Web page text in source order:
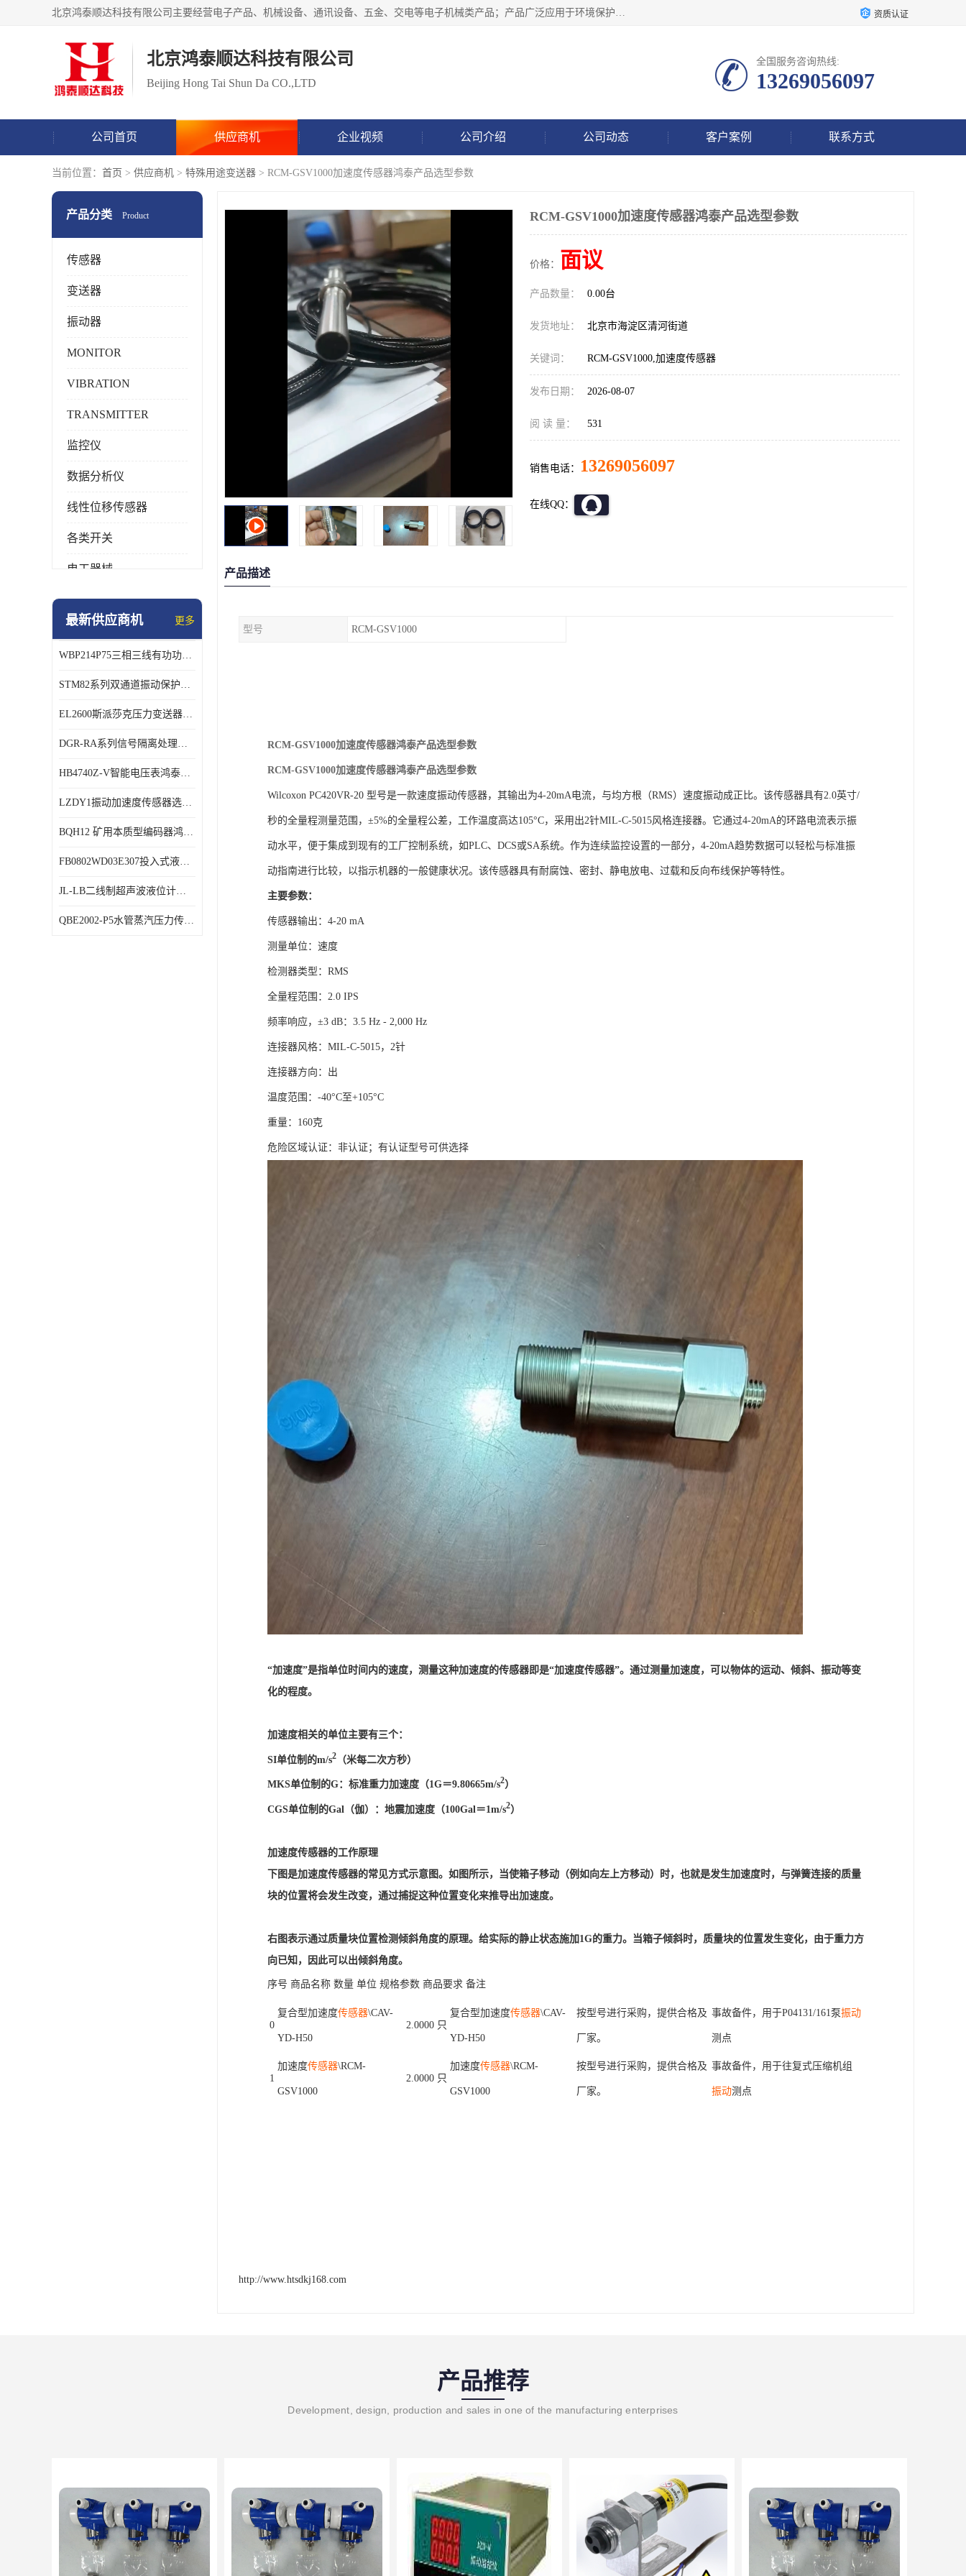
北京鸿泰顺达科技有限公司主要经营电子产品、机械设备、通讯设备、五金、交电等电子机械类产品；产品广泛应用于环境保护、石油化工、电力电子、冶金建筑、煤炭、农业、卫生防疫、教育科研等行业。并成功的与各地环境监测站、污水处理厂、卷烟厂、电厂、高校、科学院所、卫生防疫部门、煤矿、石化厂等用户建立了密切的合作关系。 资质认证
北京鸿泰顺达科技有限公司
Beijing Hong Tai Shun Da CO.,LTD
全国服务咨询热线:
13269056097
公司首页 供应商机 企业视频 公司介绍 公司动态 客户案例 联系方式
当前位置： 首页 > 供应商机 > 特殊用途变送器 > RCM-GSV1000加速度传感器鸿泰产品选型参数
产品分类 Product
传感器
变送器
振动器
MONITOR
VIBRATION
TRANSMITTER
监控仪
数据分析仪
线性位移传感器
各类开关
电工器械
模块化产品
特殊用处传感器
特殊用途变送器
最新供应商机 更多
WBP214P75三相三线有功功率传感器鸿泰顺达产品稳定性好
STM82系列双通道振动保护表鸿泰产品技术规格
EL2600斯派莎克压力变送器技术规格
DGR-RA系列信号隔离处理器鸿泰产品技术规格
HB4740Z-V智能电压表鸿泰产品外形美观大方
LZDY1振动加速度传感器选型资料
BQH12 矿用本质型编码器鸿泰产品实物展示
FB0802WD03E307投入式液位计鸿泰产品选型参数
JL-LB二线制超声波液位计鸿泰产品外形美观大方
QBE2002-P5水管蒸汽压力传感器西门子产品技术规格
RCM-GSV1000加速度传感器鸿泰产品选型参数
价格： 面议
产品数量： 0.00台
发货地址： 北京市海淀区清河街道
关键词： RCM-GSV1000,加速度传感器
发布日期： 2026-08-07
阅 读 量： 531
销售电话： 13269056097
在线QQ：
产品描述
型号 RCM-GSV1000
RCM-GSV1000加速度传感器鸿泰产品选型参数
RCM-GSV1000加速度传感器鸿泰产品选型参数
Wilcoxon PC420VR-20 型号是一款速度振动传感器，其输出为4-20mA电流，与均方根（RMS）速度振动成正比。该传感器具有2.0英寸/
秒的全量程测量范围，±5%的全量程公差，工作温度高达105°C，采用出2针MIL-C-5015风格连接器。它通过4-20mA的环路电流表示振
动水平，便于集成到现有的工厂控制系统，如PLC、DCS或SA系统。作为连续监控设置的一部分，4-20mA趋势数据可以轻松与标准振
动指南进行比较，以指示机器的一般健康状况。该传感器具有耐腐蚀、密封、静电放电、过载和反向布线保护等特性。
主要参数：
传感器输出：4-20 mA
测量单位：速度
检测器类型：RMS
全量程范围：2.0 IPS
频率响应，±3 dB：3.5 Hz - 2,000 Hz
连接器风格：MIL-C-5015，2针
连接器方向：出
温度范围：-40°C至+105°C
重量：160克
危险区域认证：非认证；有认证型号可供选择
“加速度”是指单位时间内的速度，测量这种加速度的传感器即是“加速度传感器”。通过测量加速度，可以物体的运动、倾斜、振动等变
化的程度。
加速度相关的单位主要有三个：
SI单位制的m/s2 （米每二次方秒）
MKS单位制的G：标准重力加速度（1G＝9.80665m/s2）
CGS单位制的Gal（伽）：地震加速度（100Gal＝1m/s2）
加速度传感器的工作原理
下图是加速度传感器的常见方式示意图。如图所示，当使箱子移动（例如向左上方移动）时，也就是发生加速度时，与弹簧连接的质量
块的位置将会发生改变，通过捕捉这种位置变化来推导出加速度。
右图表示通过质量块位置检测倾斜角度的原理。给实际的静止状态施加1G的重力。当箱子倾斜时，质量块的位置发生变化，由于重力方
向已知，因此可以出倾斜角度。
序号 商品名称 数量 单位 规格参数 商品要求 备注
0
复合型加速度传感器\CAV-
YD-H50
2.0000 只
复合型加速度传感器\CAV-
YD-H50
按型号进行采购，提供合格及
厂家。
事故备件，用于P04131/161泵振动
测点
1
加速度传感器\RCM-
GSV1000
2.0000 只
加速度传感器\RCM-
GSV1000
按型号进行采购，提供合格及
厂家。
事故备件，用于往复式压缩机组
振动测点
http://www.htsdkj168.com
产品推荐
Development, design, production and sales in one of the manufacturing enterprises